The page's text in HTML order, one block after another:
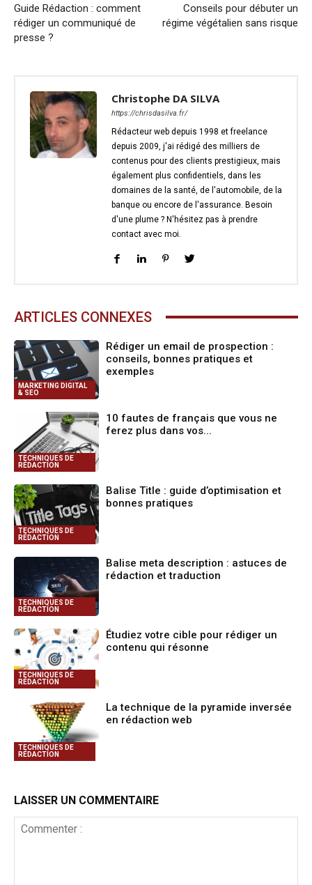
Guide Rédaction : comment
rédiger un communiqué de
presse ?
Conseils pour débuter un
régime végétalien sans risque
Christophe DA SILVA
https://chrisdasilva.fr/
Rédacteur web depuis 1998 et freelance
depuis 2009, j'ai rédigé des milliers de
contenus pour des clients prestigieux, mais
également plus confidentiels, dans les
domaines de la santé, de l'automobile, de la
banque ou encore de l'assurance. Besoin
d'une plume ? N'hésitez pas à prendre
contact avec moi.
ARTICLES CONNEXES
MARKETING DIGITAL
& SEO
Rédiger un email de prospection :
conseils, bonnes pratiques et
exemples
TECHNIQUES DE
RÉDACTION
10 fautes de français que vous ne
ferez plus dans vos...
TECHNIQUES DE
RÉDACTION
Balise Title : guide d’optimisation et
bonnes pratiques
TECHNIQUES DE
RÉDACTION
Balise meta description : astuces de
rédaction et traduction
TECHNIQUES DE
RÉDACTION
Étudiez votre cible pour rédiger un
contenu qui résonne
TECHNIQUES DE
RÉDACTION
La technique de la pyramide inversée
en rédaction web
LAISSER UN COMMENTAIRE